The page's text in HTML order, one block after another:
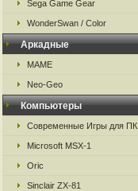
Sega Game Gear
WonderSwan / Color
Аркадные
MAME
Neo-Geo
Компьютеры
Современные Игры для ПК
Microsoft MSX-1
Oric
Sinclair ZX-81